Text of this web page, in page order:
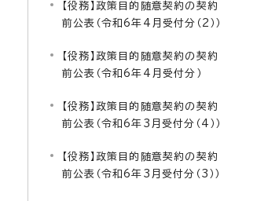
【役務】政策目的随意契約の契約
前公表（令和6年4月受付分（2））
【役務】政策目的随意契約の契約
前公表（令和6年4月受付分）
【役務】政策目的随意契約の契約
前公表（令和6年3月受付分（4））
【役務】政策目的随意契約の契約
前公表（令和6年3月受付分（3））